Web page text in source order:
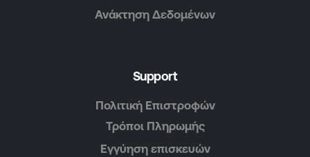
Ανάκτηση Δεδομένων
Support
Πολιτική Επιστροφών
Τρόποι Πληρωμής
Εγγύηση επισκευών